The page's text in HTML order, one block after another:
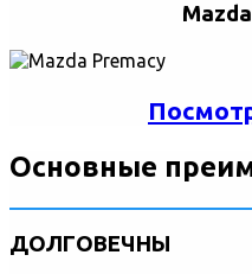
Основные
ДОЛГОВЕЧНЫ